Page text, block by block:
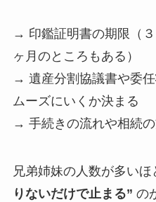
→ 印鑑証明書の期限（
ヶ月のところもある）
→ 遺産分割協議書や委
ムーズにいくか決まる
→ 手続きの流れや相続
兄弟姉妹の人数が多いほ
りないだけで止まる” の